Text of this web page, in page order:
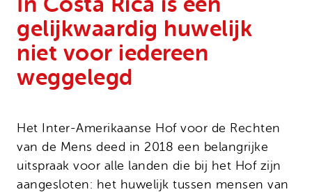
gelijkwaardig huwelijk
niet voor iedereen
weggelegd
Het Inter-Amerikaanse Hof voor de Rechten
van de Mens deed in 2018 een belangrijke
uitspraak voor alle landen die bij het Hof zijn
aangesloten: het huwelijk tussen mensen van
Noodfonds voor activisten
Onze successen
Jaarverslag
Veelgestelde vragen
Contact